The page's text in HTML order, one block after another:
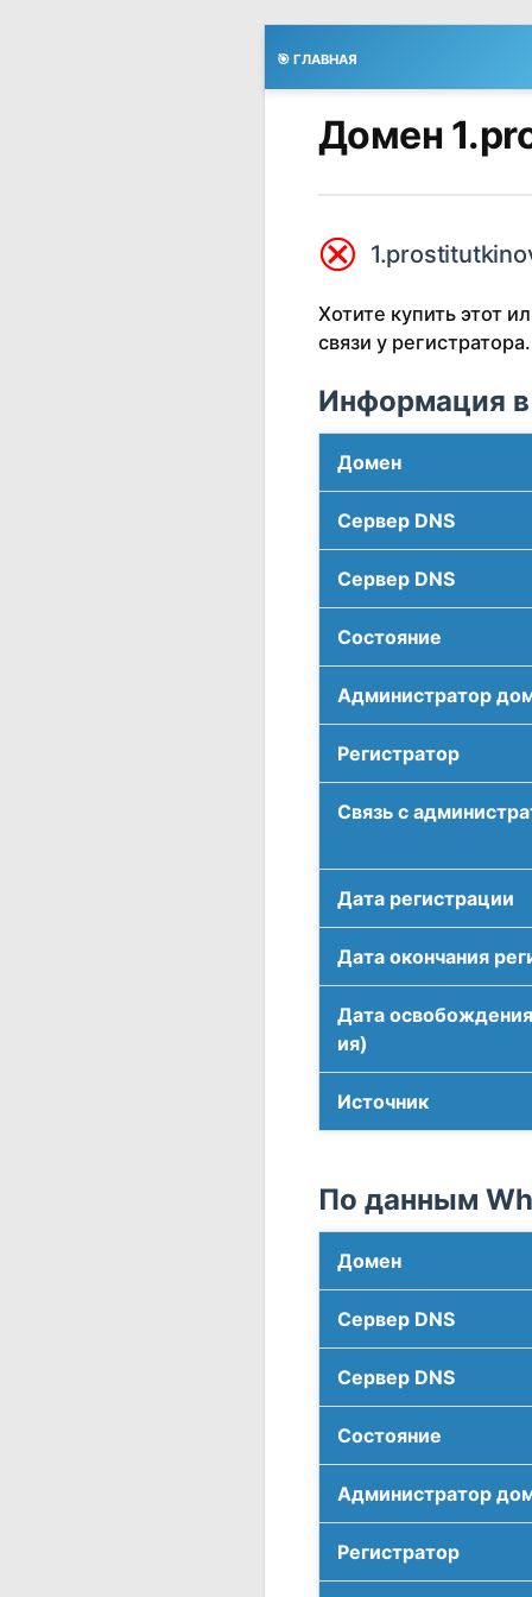
🎯 ГЛАВНАЯ
Домен
⮿
Хотите купить этот
связи у регистратора.
Информация в
Домен
Сервер DNS
Сервер DNS
Соcтояние
Администратор
Регистратор
Связь с
Дата регистрации
Дата окончания
Дата
ия)
Источник
По данным
Домен
Сервер DNS
Сервер DNS
Соcтояние
Администратор
Регистратор